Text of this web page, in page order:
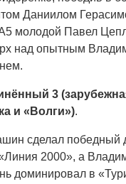
Даниилом
молодой Павел
над опытным
3
и «Волги»).
сделал победный
2000», а
доминировал в